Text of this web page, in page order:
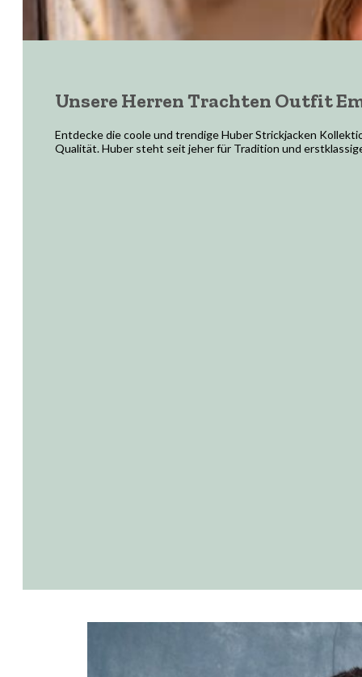
Unsere Herren Trachten Outfit
Entdecke die coole und trendige Huber Strickjacken
Qualität. Huber steht seit jeher für Tradition und